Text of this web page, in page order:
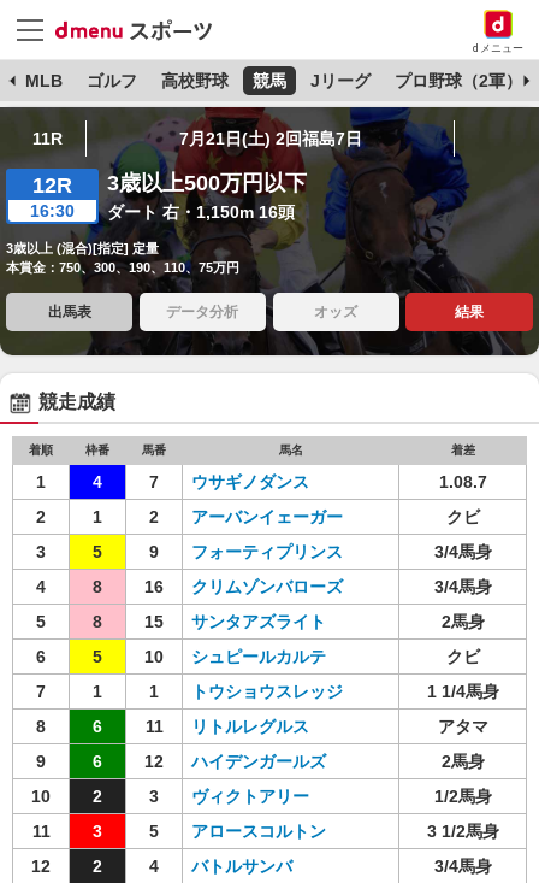
dメニュー
MLB ゴルフ 高校野球 競馬 Jリーグ プロ野球（2軍）
11R 7月21日(土) 2回福島7日
12R
16:30
3歳以上500万円以下
ダート 右・1,150m 16頭
3歳以上 (混合)[指定] 定量
本賞金：750、300、190、110、75万円
出馬表 データ分析 オッズ 結果
競走成績
着順 枠番 馬番 馬名 着差
1 4 7 ウサギノダンス
1.08.7
2
1 2 アーバンイェーガー
クビ
3
5 9 フォーティプリンス
3/4馬身
4
8 16 クリムゾンバローズ
3/4馬身
5
8 15 サンタアズライト
2馬身
6
5 10 シュピールカルテ
クビ
7
1 1 トウショウスレッジ
1 1/4馬身
8
6 11 リトルレグルス
アタマ
9
6 12 ハイデンガールズ
2馬身
10
2 3 ヴィクトアリー
1/2馬身
11
3 5 アロースコルトン
3 1/2馬身
12
2 4 バトルサンバ
3/4馬身